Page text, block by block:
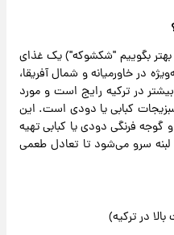
بهتر بگوییم "شکشوکه") یک غذای
در خاورمیانه و شمال آفریقا،
در ترکیه رایج است و مورد
سبزیجات کبابی یا دودی است. این
گوجه فرنگی دودی یا کبابی تهیه
سرو می‌شود تا تعادل طعمی
در ترکیه)